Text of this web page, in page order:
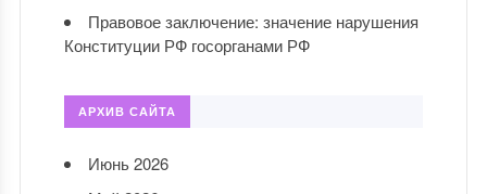
Правовое заключение: значение нарушения
Конституции РФ госорганами РФ
АРХИВ САЙТА
Июнь 2026